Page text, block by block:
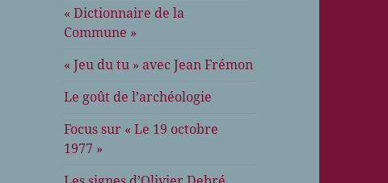
« Dictionnaire de la
Commune »
« Jeu du tu » avec Jean Frémon
Le goût de l’archéologie
Focus sur « Le 19 octobre
1977 »